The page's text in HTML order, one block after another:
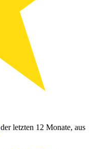
der letzten 12 Monate, aus